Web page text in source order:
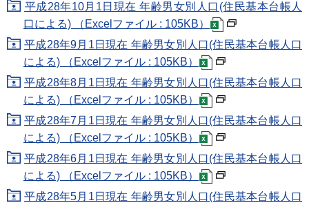
平成28年10月1日現在 年齢男女別人口(住民基本台帳人
口による) （Excelファイル : 105KB）
平成28年9月1日現在 年齢男女別人口(住民基本台帳人口
による) （Excelファイル : 105KB）
平成28年8月1日現在 年齢男女別人口(住民基本台帳人口
による) （Excelファイル : 105KB）
平成28年7月1日現在 年齢男女別人口(住民基本台帳人口
による) （Excelファイル : 105KB）
平成28年6月1日現在 年齢男女別人口(住民基本台帳人口
による) （Excelファイル : 105KB）
平成28年5月1日現在 年齢男女別人口(住民基本台帳人口